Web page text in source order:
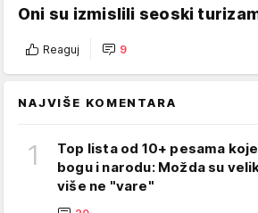
Oni su izmislili seoski
Reaguj 9
NAJVIŠE KOMENTARA
1
Top lista od 10+ pesama
bogu i narodu: Možda su
više ne "vare"